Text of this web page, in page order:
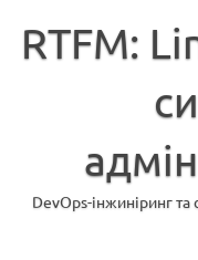
вмістуRTFM:
DevOps-інжиніринг